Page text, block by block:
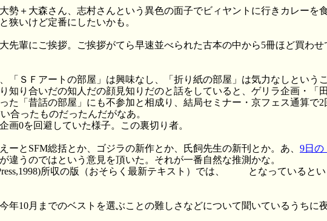
勢＋大森さん、志村さんという異色の面子でビィヤントに行きカレーを
狭いけど定番にしたいかも。
先輩にご挨拶。ご挨拶がてら早速並べられた古本の中から5冊ほど買わ
「ＳＦアートの部屋」は興味なし、「折り紙の部屋」は気力なしという
知り合いだの知人だの顔見知りだのと話をしていると、ゲリラ企画・「
「昔話の部屋」にも不参加と相成り、結局セミナー・京フェス通算で2
合ったものだったんだがなあ。
画0を回避していた様子。この裏切り者。
とSFM総括とか、ゴジラの新作とか、氏飼先生の新刊とか。 あ 9日の
うのではという意見を頂いた。それが一番自然な推測かな。
所収の版（おそらく最新テキスト）では、
となっていると
10月までのベストを選ぶことの難しさなどについて聞いているうちに